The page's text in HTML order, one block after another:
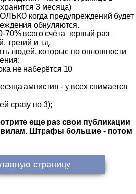
3 месяца)
когда предупреждений будет
обнуляются.
всего счёта первый раз
третий и т.д.
людей, которые по оплошности
не наберётся 10
амнистия - у всех снимается
сразу по 3);
еще раз свои публикации
Штрафы большие - потом
страницу